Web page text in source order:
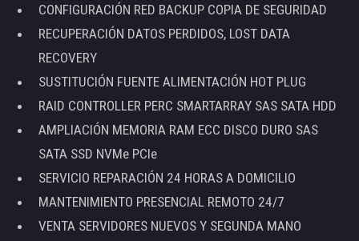
CONFIGURACIÓN RED BACKUP COPIA DE SEGURIDAD
RECUPERACIÓN DATOS PERDIDOS, LOST DATA
RECOVERY
SUSTITUCIÓN FUENTE ALIMENTACIÓN HOT PLUG
RAID CONTROLLER PERC SMARTARRAY SAS SATA HDD
AMPLIACIÓN MEMORIA RAM ECC DISCO DURO SAS
SATA SSD NVMe PCIe
SERVICIO REPARACIÓN 24 HORAS A DOMICILIO
MANTENIMIENTO PRESENCIAL REMOTO 24/7
VENTA SERVIDORES NUEVOS Y SEGUNDA MANO